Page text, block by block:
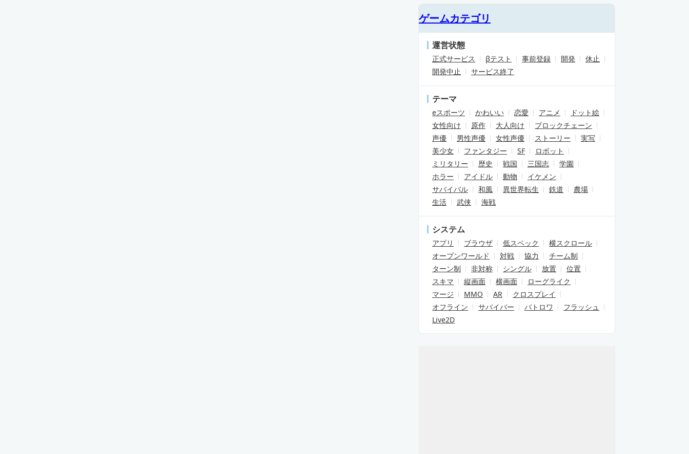
ゲームカテゴリ
運営状態
正式サービス βテスト 事前登録 開発
休止
開発中止
サービス終了
テーマ
eスポーツ かわいい 恋愛 アニメ
ドット絵
女性向け
原作 大人向け
ブロックチェーン
声優
男性声優 女性声優 ストーリー
実写
美少女
ファンタジー SF
ロボット
ミリタリー
歴史 戦国 三国志
学園
ホラー
アイドル 動物
イケメン
サバイバル
和風 異世界転生 鉄道
農場
生活
武侠 海戦
システム
アプリ ブラウザ 低スペック
横スクロール
オープンワールド
対戦 協力
チーム制
ターン制
非対称 シングル 放置
位置
スキマ
縦画面 横画面
ローグライク
マージ
MMO AR
クロスプレイ
オフライン
サバイバー バトロワ
フラッシュ
Live2D